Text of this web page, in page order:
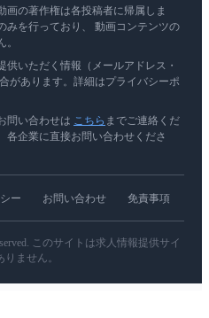
画の著作権は各投稿者に帰属しま
みを行っており、 動画コンテンツの
供いただく情報（メールアドレス・
があります。詳細はプライバシーポ
問い合わせは こちら までご連絡くだ
各企業に直接お問い合わせくださ
ー お問い合わせ 免責事項
このサイトは求人情報提供サイ
りません。